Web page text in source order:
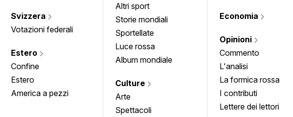
Svizzera
Votazioni federali
Estero
Confine
Estero
America a pezzi
Altri sport
Storie mondiali
Sportellate
Luce rossa
Album mondiale
Culture
Arte
Spettacoli
Economia
Opinioni
Commento
L'analisi
La formica rossa
I contributi
Lettere dei lettori